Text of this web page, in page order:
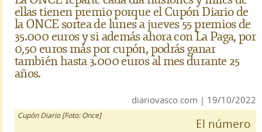
ellas tienen premio porque el Cupón Diario de
la ONCE sortea de lunes a jueves 55 premios de
35.000 euros y si además ahora con La Paga, por
0,50 euros más por cupón, podrás ganar
también hasta 3.000 euros al mes durante 25
años.
diariovasco.com | 19/10/2022
Cupón Diario [Foto: Once]
El número